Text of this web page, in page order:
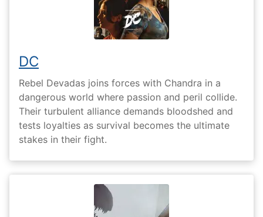
DC
Rebel Devadas joins forces with Chandra in a
dangerous world where passion and peril collide.
Their turbulent alliance demands bloodshed and
tests loyalties as survival becomes the ultimate
stakes in their fight.